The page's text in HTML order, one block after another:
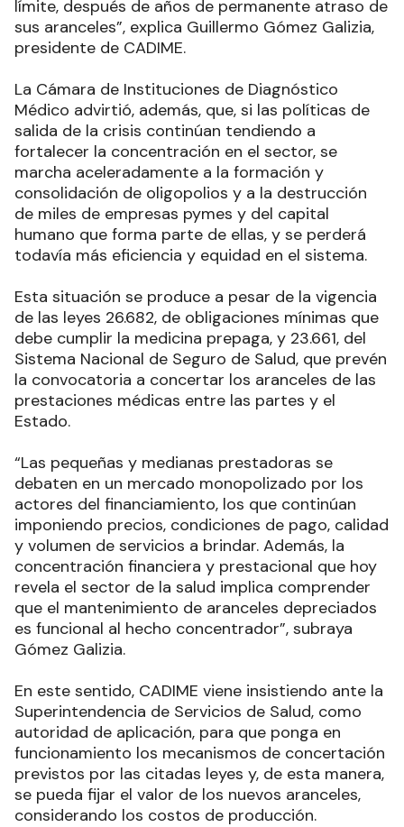
límite, después de años de permanente atraso de
sus aranceles”, explica Guillermo Gómez Galizia,
presidente de CADIME.
La Cámara de Instituciones de Diagnóstico
Médico advirtió, además, que, si las políticas de
salida de la crisis continúan tendiendo a
fortalecer la concentración en el sector, se
marcha aceleradamente a la formación y
consolidación de oligopolios y a la destrucción
de miles de empresas pymes y del capital
humano que forma parte de ellas, y se perderá
todavía más eficiencia y equidad en el sistema.
Esta situación se produce a pesar de la vigencia
de las leyes 26.682, de obligaciones mínimas que
debe cumplir la medicina prepaga, y 23.661, del
Sistema Nacional de Seguro de Salud, que prevén
la convocatoria a concertar los aranceles de las
prestaciones médicas entre las partes y el
Estado.
“Las pequeñas y medianas prestadoras se
debaten en un mercado monopolizado por los
actores del financiamiento, los que continúan
imponiendo precios, condiciones de pago, calidad
y volumen de servicios a brindar. Además, la
concentración financiera y prestacional que hoy
revela el sector de la salud implica comprender
que el mantenimiento de aranceles depreciados
es funcional al hecho concentrador”, subraya
Gómez Galizia.
En este sentido, CADIME viene insistiendo ante la
Superintendencia de Servicios de Salud, como
autoridad de aplicación, para que ponga en
funcionamiento los mecanismos de concertación
previstos por las citadas leyes y, de esta manera,
se pueda fijar el valor de los nuevos aranceles,
considerando los costos de producción.